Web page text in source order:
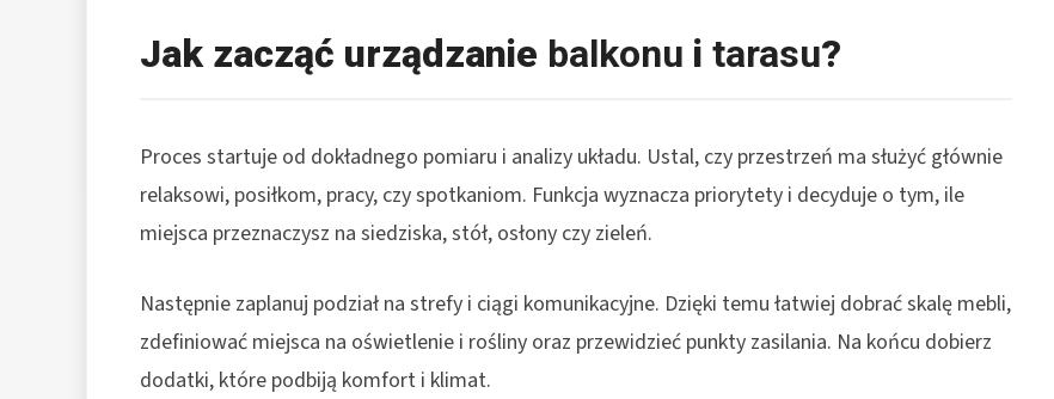
Jak zacząć urządzanie balkonu i tarasu?
Proces startuje od dokładnego pomiaru i analizy układu. Ustal, czy przestrzeń ma służyć głównie
relaksowi, posiłkom, pracy, czy spotkaniom. Funkcja wyznacza priorytety i decyduje o tym, ile
miejsca przeznaczysz na siedziska, stół, osłony czy zieleń.
Następnie zaplanuj podział na strefy i ciągi komunikacyjne. Dzięki temu łatwiej dobrać skalę mebli,
zdefiniować miejsca na oświetlenie i rośliny oraz przewidzieć punkty zasilania. Na końcu dobierz
dodatki, które podbiją komfort i klimat.